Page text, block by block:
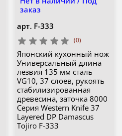
заказ
арт. F-333
(0)
Японский кухонный нож
Универсальный длина
лезвия 135 мм сталь
VG10, 37 слоев, рукоять
стабилизированная
древесина, заточка 8000
Серия Western Knife 37
Layered DP Damascus
Tojiro F-333